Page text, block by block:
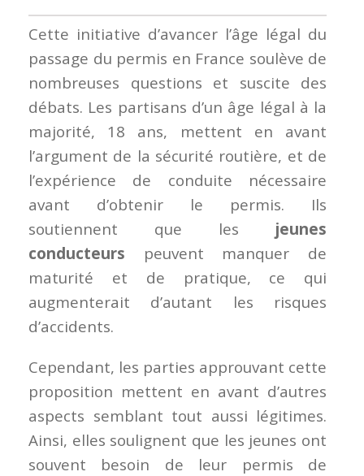
Cette initiative d’avancer l’âge légal du
passage du permis en France soulève de
nombreuses questions et suscite des
débats. Les partisans d’un âge légal à la
majorité, 18 ans, mettent en avant
l’argument de la sécurité routière, et de
l’expérience de conduite nécessaire
avant d’obtenir le permis. Ils
soutiennent que les jeunes
conducteurs peuvent manquer de
maturité et de pratique, ce qui
augmenterait d’autant les risques
d’accidents.
Cependant, les parties approuvant cette
proposition mettent en avant d’autres
aspects semblant tout aussi légitimes.
Ainsi, elles soulignent que les jeunes ont
souvent besoin de leur permis de